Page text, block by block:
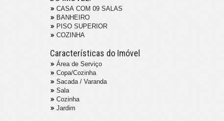
CASA COM 09 SALAS
BANHEIRO
PISO SUPERIOR
COZINHA
Características do Imóvel
Área de Serviço
Copa/Cozinha
Sacada / Varanda
Sala
Cozinha
Jardim